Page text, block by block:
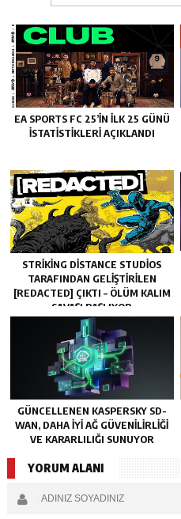
EA SPORTS FC 25’IN İLK 25 GÜNÜ
İSTATISTIKLERI AÇIKLANDI
STRIKING DISTANCE STUDIOS
TARAFINDAN GELIŞTIRILEN
[REDACTED] ÇIKTI – ÖLÜM KALIM
SAVAŞI BAŞLIYOR
GÜNCELLENEN KASPERSKY SD-
WAN, DAHA IYI AĞ GÜVENILIRLIĞI
VE KARARLILIĞI SUNUYOR
YORUM ALANI